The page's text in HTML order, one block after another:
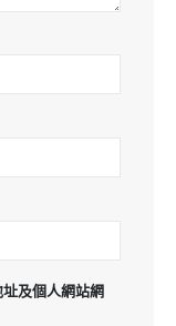
及個人網站網